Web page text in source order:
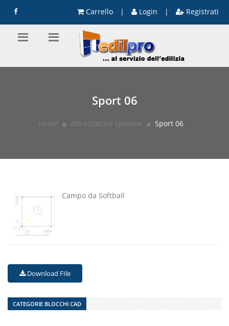
Carrello | Login | Registrati
Sport 06
Home Attrezzature sportive Sport 06
Campo da Softball
Download FIle
CATEGORIE BLOCCHI CAD